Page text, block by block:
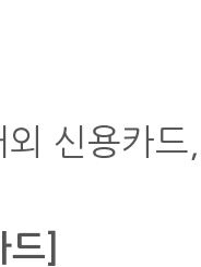
신용카
]